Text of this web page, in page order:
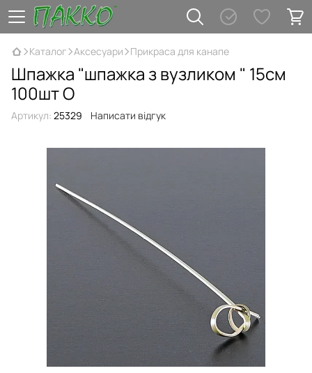
Каталог Аксесуари Прикраса для канапе
Шпажка "шпажка з вузликом " 15см
100шт О
Артикул: 25329 Написати відгук